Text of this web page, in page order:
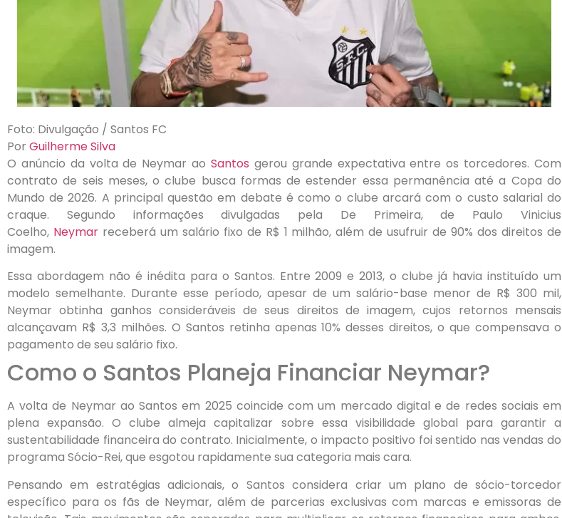
Foto: Divulgação / Santos FC
Por Guilherme Silva
O anúncio da volta de Neymar ao Santos gerou grande expectativa entre os torcedores. Com
contrato de seis meses, o clube busca formas de estender essa permanência até a Copa do
Mundo de 2026. A principal questão em debate é como o clube arcará com o custo salarial do
craque. Segundo informações divulgadas pela De Primeira, de Paulo Vinicius
Coelho, Neymar receberá um salário fixo de R$ 1 milhão, além de usufruir de 90% dos direitos de
imagem.
Essa abordagem não é inédita para o Santos. Entre 2009 e 2013, o clube já havia instituído um
modelo semelhante. Durante esse período, apesar de um salário-base menor de R$ 300 mil,
Neymar obtinha ganhos consideráveis de seus direitos de imagem, cujos retornos mensais
alcançavam R$ 3,3 milhões. O Santos retinha apenas 10% desses direitos, o que compensava o
pagamento de seu salário fixo.
Como o Santos Planeja Financiar Neymar?
A volta de Neymar ao Santos em 2025 coincide com um mercado digital e de redes sociais em
plena expansão. O clube almeja capitalizar sobre essa visibilidade global para garantir a
sustentabilidade financeira do contrato. Inicialmente, o impacto positivo foi sentido nas vendas do
programa Sócio-Rei, que esgotou rapidamente sua categoria mais cara.
Pensando em estratégias adicionais, o Santos considera criar um plano de sócio-torcedor
específico para os fãs de Neymar, além de parcerias exclusivas com marcas e emissoras de